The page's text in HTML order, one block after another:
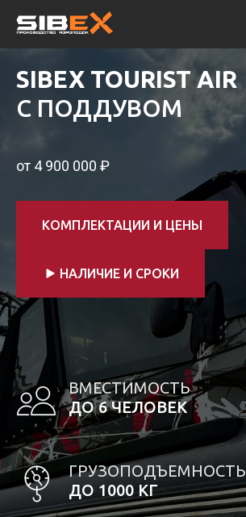
SIBEX TOURIST AIR
C ПОДДУВОМ
от 4 900 000 ₽
КОМПЛЕКТАЦИИ И ЦЕНЫ
НАЛИЧИЕ И СРОКИ
ВМЕСТИМОСТЬ
ДО 6 ЧЕЛОВЕК
ГРУЗОПОДЪЕМНОСТЬ
ДО 1000 КГ